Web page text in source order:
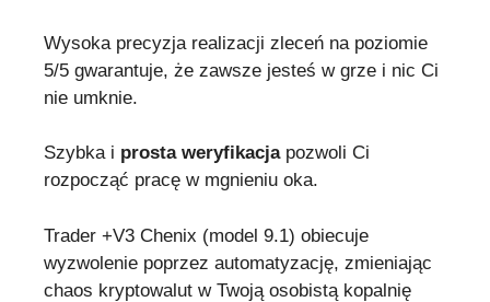
Wysoka precyzja realizacji zleceń na poziomie
5/5 gwarantuje, że zawsze jesteś w grze i nic Ci
nie umknie.
Szybka i prosta weryfikacjapozwoli Ci
rozpocząć pracę w mgnieniu oka.
Trader +V3 Chenix (model 9.1) obiecuje
wyzwolenie poprzez automatyzację, zmieniając
chaos kryptowalut w Twoją osobistą kopalnię